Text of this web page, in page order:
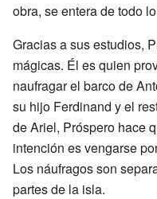
obra, se entera de todo
Gracias a sus estudios,
mágicas. Él es quien
naufragar el barco de
su hijo Ferdinand y el
de Ariel, Próspero hace
intención es vengarse
Los náufragos son
partes de la isla.